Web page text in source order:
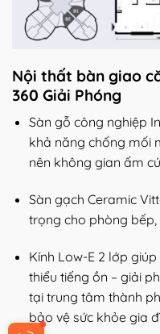
Nội thất bàn giao
360 Giải Phóng
Sàn gỗ công nghiệp
khả năng chống mối
nên không gian ấm
Sàn gạch Ceramic
trọng cho phòng bếp,
Kính Low-E 2 lớp
thiểu tiếng ồn – giải
tại trung tâm thành
bảo vệ sức khỏe gia